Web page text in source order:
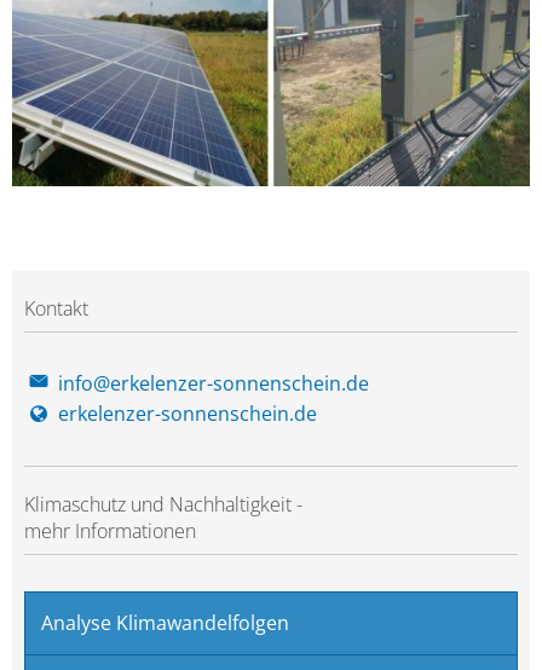
Kontakt
info@erkelenzer-sonnenschein.de
erkelenzer-sonnenschein.de
Klimaschutz und Nachhaltigkeit -
mehr Informationen
Analyse Klimawandelfolgen